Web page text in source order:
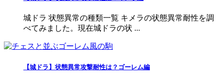
城ドラ 状態異常の種類一覧 キメラの状態異常耐性を調
べてみました。現在城ドラの状 ...
【城ドラ】状態異常攻撃耐性は？ゴーレム編